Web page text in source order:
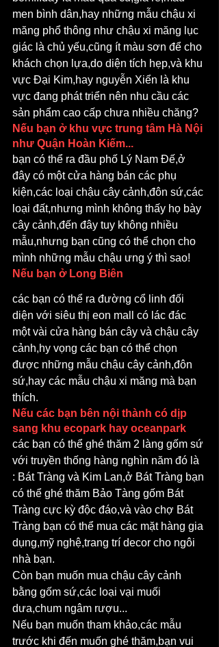
men bình dân,hay những mẫu chậu xi
măng phổ thông như chậu xi măng lục
giác là chủ yếu,cũng ít màu sơn để cho
khách chọn lựa,do diện tích hẹp,và khu
vực Đại Kim,hay nguyễn Xiển là khu
vực đang phát triển nên nhu cầu các
sản phẩm cao cấp chưa nhiều chăng?
Nếu bạn ở khu vực trung tâm Hà Nội
như Quận Hoàn Kiếm...
bạn có thể ra đầu phố Lý Nam Đế,ở
đây có một cửa hàng bán các phụ
kiện,các loại chậu cây cảnh,đôn sứ,các
loại đất,nhưng mình không thấy họ bày
cây cảnh,đến đây tuy không nhiều
mẫu,nhưng bạn cũng có thể chọn cho
mình những mẫu chậu ưng ý thì sao!
Nếu bạn ở Long Biên
các bạn có thể ra đường cổ linh đối
diện với siêu thị eon mall có lác đác
một vài cửa hàng bán cây và chậu cây
cảnh,hy vọng các bạn có thể chọn
được những mẫu chậu cây cảnh,đôn
sứ,hay các mẫu chậu xi măng mà bạn
thích.
Nếu các bạn bên nội thành có dịp
sang khu ecopark hay oceanpark
các bạn có thể ghé thăm 2 làng gốm sứ
với truyền thống hàng nghìn năm đó là
: Bát Tràng và Kim Lan,ở Bát Tràng bạn
có thể ghé thăm Bảo Tàng gốm Bát
Tràng cực kỳ độc đáo,và vào chợ Bát
Tràng bạn có thể mua các mặt hàng gia
dụng,mỹ nghệ,trang trí decor cho ngôi
nhà bạn.
Còn bạn muốn mua chậu cây cảnh
bằng gốm sứ,các loại vại muối
dưa,chum ngâm rượu...
Nếu bạn muốn tham khảo,các mẫu
trước khi đến muốn ghé thăm,bạn vui